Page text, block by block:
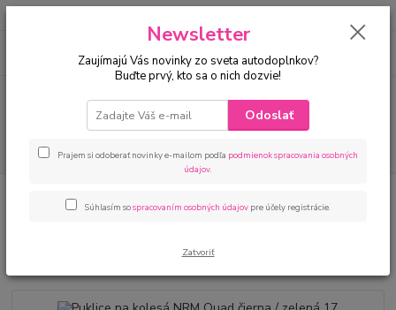
čierna / zelená 17
Newsletter
Zaujímajú Vás novinky zo sveta autodoplnkov?
Buďte prvý, kto sa o nich dozvie!
Odoslať
Prajem si odoberať novinky e-mailom podľa podmienok spracovania osobných
údajov.
Súhlasím sospracovaním osobných údajov pre účely registrácie.
Zatvoriť